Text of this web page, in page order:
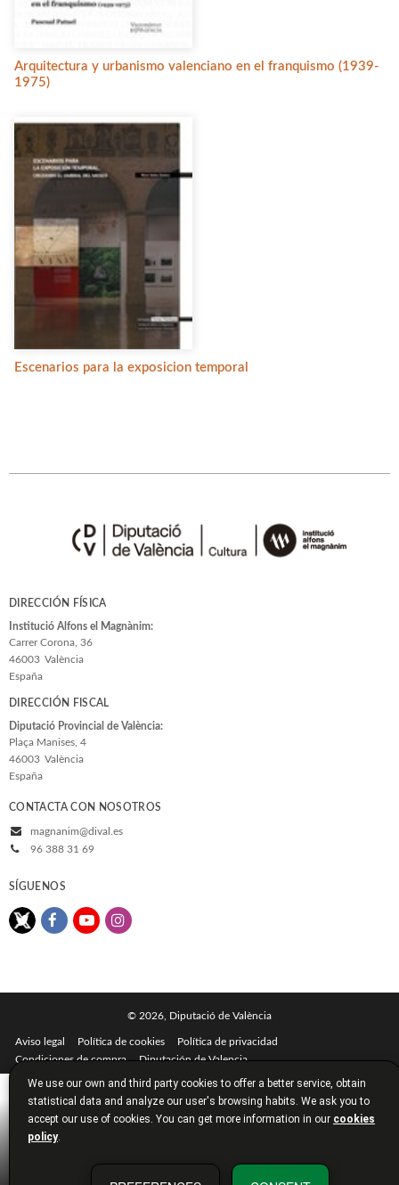
Arquitectura y urbanismo valenciano en el franquismo (1939-
1975)
Escenarios para la exposicion temporal
DIRECCIÓN FÍSICA
Institució Alfons el Magnànim:
Carrer Corona, 36
46003 València
España
DIRECCIÓN FISCAL
Diputació Provincial de València:
Plaça Manises, 4
46003 València
España
CONTACTA CON NOSOTROS
magnanim@dival.es
96 388 31 69
SÍGUENOS
© 2026, Diputació de València
Aviso legal Política de cookies
Política de privacidad
Condiciones de compra
Diputación de Valencia
We use our own and third party cookies to offer a better service, obtain
statistical data and analyze our user's browsing habits. We ask you to
accept our use of cookies. You can get more information in our cookies
policy.